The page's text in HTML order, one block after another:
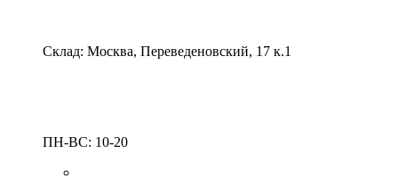
Склад: Москва, Переведеновский, 17 к.1
ПН-ВС: 10-20